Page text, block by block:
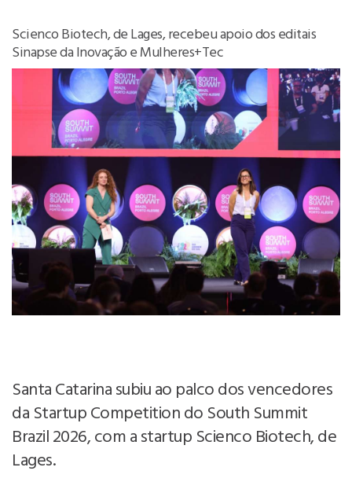
Scienco Biotech, de Lages, recebeu apoio dos editais
Sinapse da Inovação e Mulheres+Tec
Santa Catarina subiu ao palco dos vencedores
da Startup Competition do South Summit
Brazil 2026, com a startup Scienco Biotech, de
Lages.